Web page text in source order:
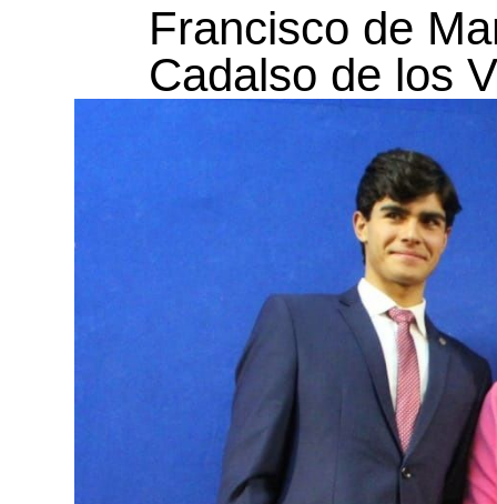
Francisco de
Cadalso de los